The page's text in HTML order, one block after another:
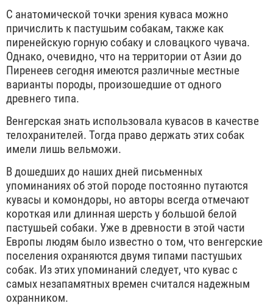
С анатомической точки зрения куваса можно
причислить к пастушьим собакам, также как
пиренейскую горную собаку и словацкого чувача.
Однако, очевидно, что на территории от Азии до
Пиренеев сегодня имеются различные местные
варианты породы, произошедшие от одного
древнего типа.
Венгерская знать использовала кувасов в качестве
телохранителей. Тогда право держать этих собак
имели лишь вельможи.
В дошедших до наших дней письменных
упоминаниях об этой породе постоянно путаются
кувасы и комондоры, но авторы всегда отмечают
короткая или длинная шерсть у большой белой
пастушьей собаки. Уже в древности в этой части
Европы людям было известно о том, что венгерские
поселения охраняются двумя типами пастушьих
собак. Из этих упоминаний следует, что кувас с
самых незапамятных времен считался надежным
охранником.